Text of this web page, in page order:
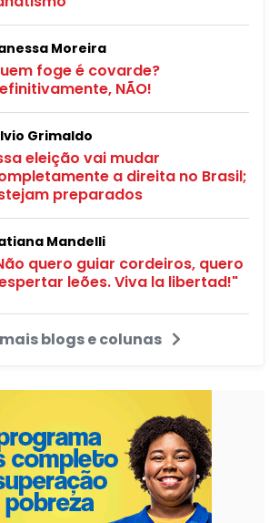
Moreira
foge é covarde?
NÃO!
Grimaldo
eleição vai mudar
a direita no Brasil;
preparados
Mandelli
quero guiar cordeiros, quero
leões. Viva la libertad!"
blogs e colunas